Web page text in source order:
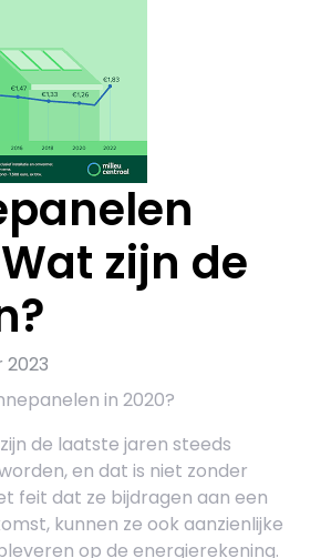
zijn de
2023
in 2020?
de laatste jaren steeds
en dat is niet zonder
feit dat ze bijdragen aan een
kunnen ze ook aanzienlijke
op de energierekening.